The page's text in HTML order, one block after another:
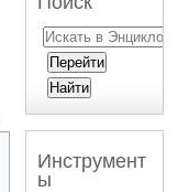
Инструмент
ы